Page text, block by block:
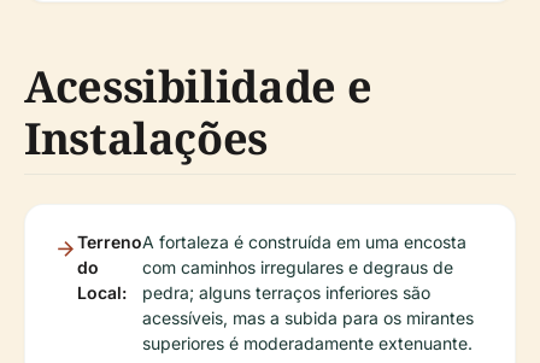
Acessibilidade e
Instalações
Terreno
do
Local:
A fortaleza é construída em uma encosta
com caminhos irregulares e degraus de
pedra; alguns terraços inferiores são
acessíveis, mas a subida para os mirantes
superiores é moderadamente extenuante.